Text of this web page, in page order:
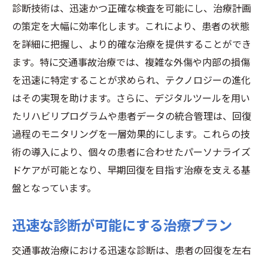
診断技術は、迅速かつ正確な検査を可能にし、治療計画
の策定を大幅に効率化します。これにより、患者の状態
を詳細に把握し、より的確な治療を提供することができ
ます。特に交通事故治療では、複雑な外傷や内部の損傷
を迅速に特定することが求められ、テクノロジーの進化
はその実現を助けます。さらに、デジタルツールを用い
たリハビリプログラムや患者データの統合管理は、回復
過程のモニタリングを一層効果的にします。これらの技
術の導入により、個々の患者に合わせたパーソナライズ
ドケアが可能となり、早期回復を目指す治療を支える基
盤となっています。
迅速な診断が可能にする治療プラン
交通事故治療における迅速な診断は、患者の回復を左右